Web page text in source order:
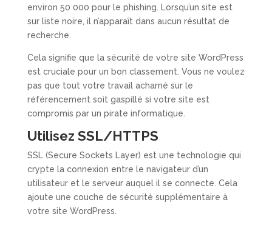
environ 50 000 pour le phishing. Lorsqu’un site est
sur liste noire, il n’apparaît dans aucun résultat de
recherche.
Cela signifie que la sécurité de votre site WordPress
est cruciale pour un bon classement. Vous ne voulez
pas que tout votre travail acharné sur le
référencement soit gaspillé si votre site est
compromis par un pirate informatique.
Utilisez SSL/HTTPS
SSL (Secure Sockets Layer) est une technologie qui
crypte la connexion entre le navigateur d’un
utilisateur et le serveur auquel il se connecte. Cela
ajoute une couche de sécurité supplémentaire à
votre site WordPress.